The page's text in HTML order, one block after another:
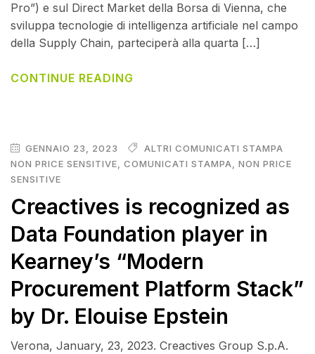
Pro”) e sul Direct Market della Borsa di Vienna, che
sviluppa tecnologie di intelligenza artificiale nel campo
della Supply Chain, parteciperà alla quarta […]
CONTINUE READING
GENNAIO 23, 2023
ALTRI COMUNICATI STAMPA
NON PRICE SENSITIVE, COMUNICATI STAMPA, NON PRICE
SENSITIVE
Creactives is recognized as
Data Foundation player in
Kearney’s “Modern
Procurement Platform Stack”
by Dr. Elouise Epstein
Verona, January, 23, 2023. Creactives Group S.p.A.